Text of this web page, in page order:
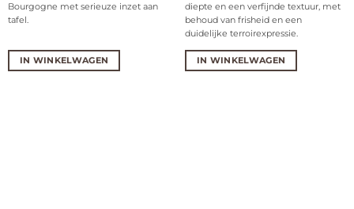
Bourgogne met serieuze inzet aan
tafel.
IN WINKELWAGEN
diepte en een verfijnde textuur, met
behoud van frisheid en een
duidelijke terroirexpressie.
IN WINKELWAGEN